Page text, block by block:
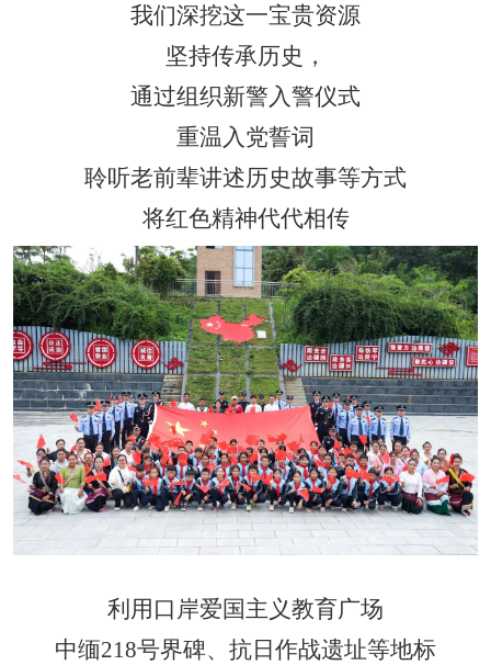
我们深挖这一宝贵资源
坚持传承历史，
通过组织新警入警仪式
重温入党誓词
聆听老前辈讲述历史故事等方式
将红色精神代代相传
利用口岸爱国主义教育广场
中缅218号界碑、抗日作战遗址等地标